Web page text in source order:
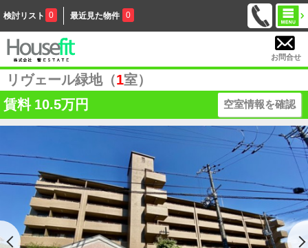
検討リスト 0 最近見た物件 0
お問合せ
リヴェール緑地（1室）
賃料 10.5万円 空室情報を確認